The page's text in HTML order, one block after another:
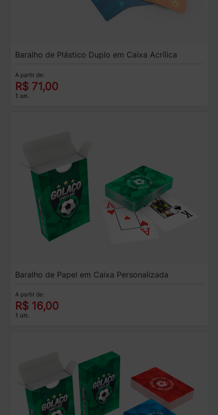
Baralho de Plástico Duplo em Caixa Acrílica
A partir de:
R$ 71,00
1 un.
Baralho de Papel em Caixa Personalizada
A partir de:
R$ 16,00
1 un.